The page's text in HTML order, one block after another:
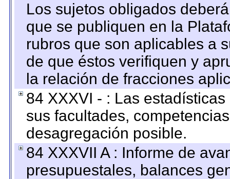
Los sujetos obligados
que se publiquen en la
rubros que son aplicables a
de que éstos verifiquen y
la relación de fracciones
84 XXXVI - : Las
sus facultades,
desagregación posible.
84 XXXVII A : Informe de
presupuestales, balances